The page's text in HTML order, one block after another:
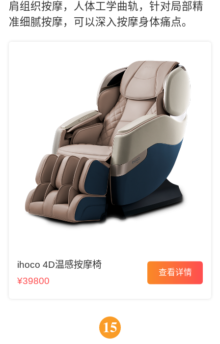
肩组织按摩，人体工学曲轨，针对局部精
准细腻按摩，可以深入按摩身体痛点。
ihoco 4D温感按摩椅
¥39800
查看详情
15